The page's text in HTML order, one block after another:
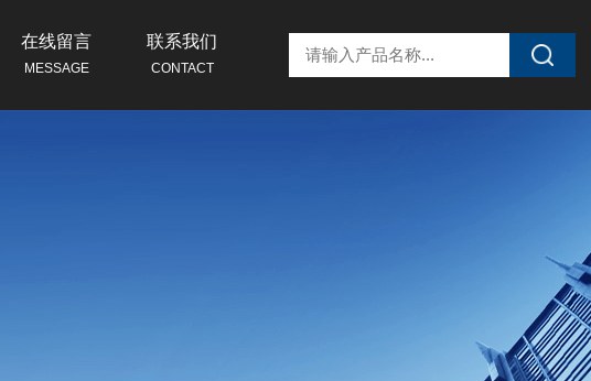
在线留言
MESSAGE
联系我们
CONTACT